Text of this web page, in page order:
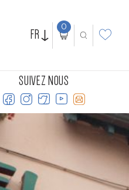
FR 0
SUIVEZ NOUS